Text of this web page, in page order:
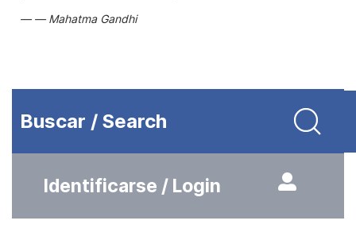
Mahatma Gandhi
Buscar / Search
Identificarse / Login